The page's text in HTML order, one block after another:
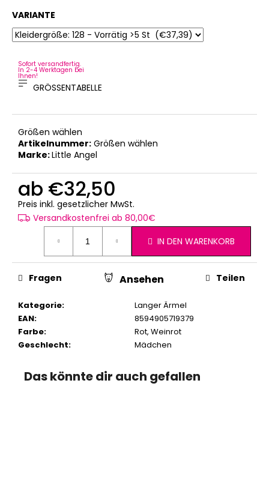
VARIANTE
Sofort versandfertig.
In 2-4 Werktagen bei
Ihnen!
GRÖSSENTABELLE
Größen wählen
Artikelnummer: Größen wählen
Marke:Little Angel
ab €32,50
Preis inkl. gesetzlicher MwSt.
Versandkostenfrei ab 80,00€
IN DEN WARENKORB
Kategorie:
Langer Ärmel
EAN:
8594905719379
Farbe: Rot, Weinrot
Geschlecht: Mädchen
Fragen Ansehen Teilen
Das könnte dir auch gefallen